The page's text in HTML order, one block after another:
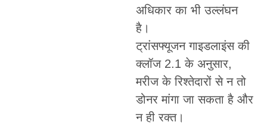
अधिकार का भी उल्लंघन
है।
ट्रांसफ्यूजन गाइडलाइंस की
क्लॉज 2.1 के अनुसार,
मरीज के रिश्तेदारों से न तो
डोनर मांगा जा सकता है और
न ही रक्त।